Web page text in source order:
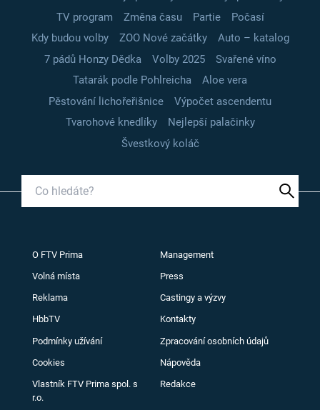
TV program
Změna času Partie
Počasí
Kdy budou volby
ZOO Nové začátky
Auto – katalog
7 pádů Honzy Dědka
Volby 2025
Svařené víno
Tatarák podle Pohlreicha
Aloe vera
Pěstování lichořeřišnice
Výpočet ascendentu
Tvarohové knedlíky
Nejlepší palačinky
Švestkový koláč
O FTV Prima Management
Volná místa Press
Reklama Castingy a výzvy
HbbTV Kontakty
Podmínky užívání Zpracování osobních údajů
Cookies Nápověda
Vlastník FTV Prima spol. s
r.o.
Redakce